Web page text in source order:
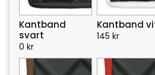
Kantband
svart
0 kr
Kantband
145 kr